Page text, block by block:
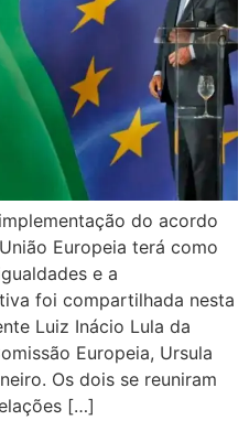
do acordo
Europeia terá como
e a
foi compartilhada nesta
Luiz Inácio Lula da
Europeia, Ursula
Os dois se reuniram
[…]